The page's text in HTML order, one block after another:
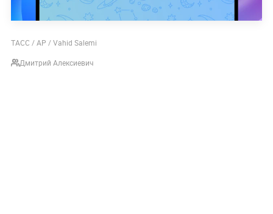
ТАСС / AP / Vahid Salemi
Дмитрий Алексиевич